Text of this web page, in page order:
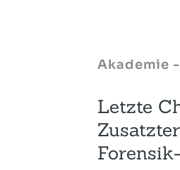
Akademie
Letzte